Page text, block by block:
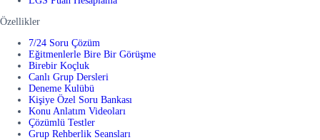
Özellikler
7/24 Soru Çözüm
Eğitmenlerle Bire Bir Görüşme
Birebir Koçluk
Canlı Grup Dersleri
Deneme Kulübü
Kişiye Özel Soru Bankası
Konu Anlatım Videoları
Çözümlü Testler
Grup Rehberlik Seansları